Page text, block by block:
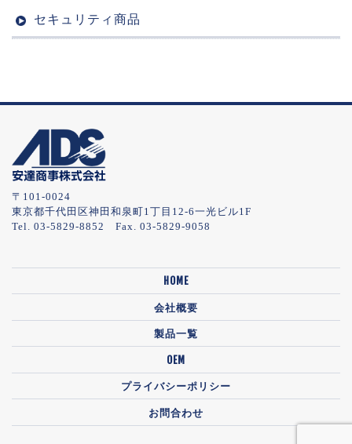
セキュリティ商品
〒101-0024
東京都千代田区神田和泉町1丁目12-6一光ビル1F
Tel. 03-5829-8852 Fax. 03-5829-9058
HOME
会社概要
製品一覧
OEM
プライバシーポリシー
お問合わせ